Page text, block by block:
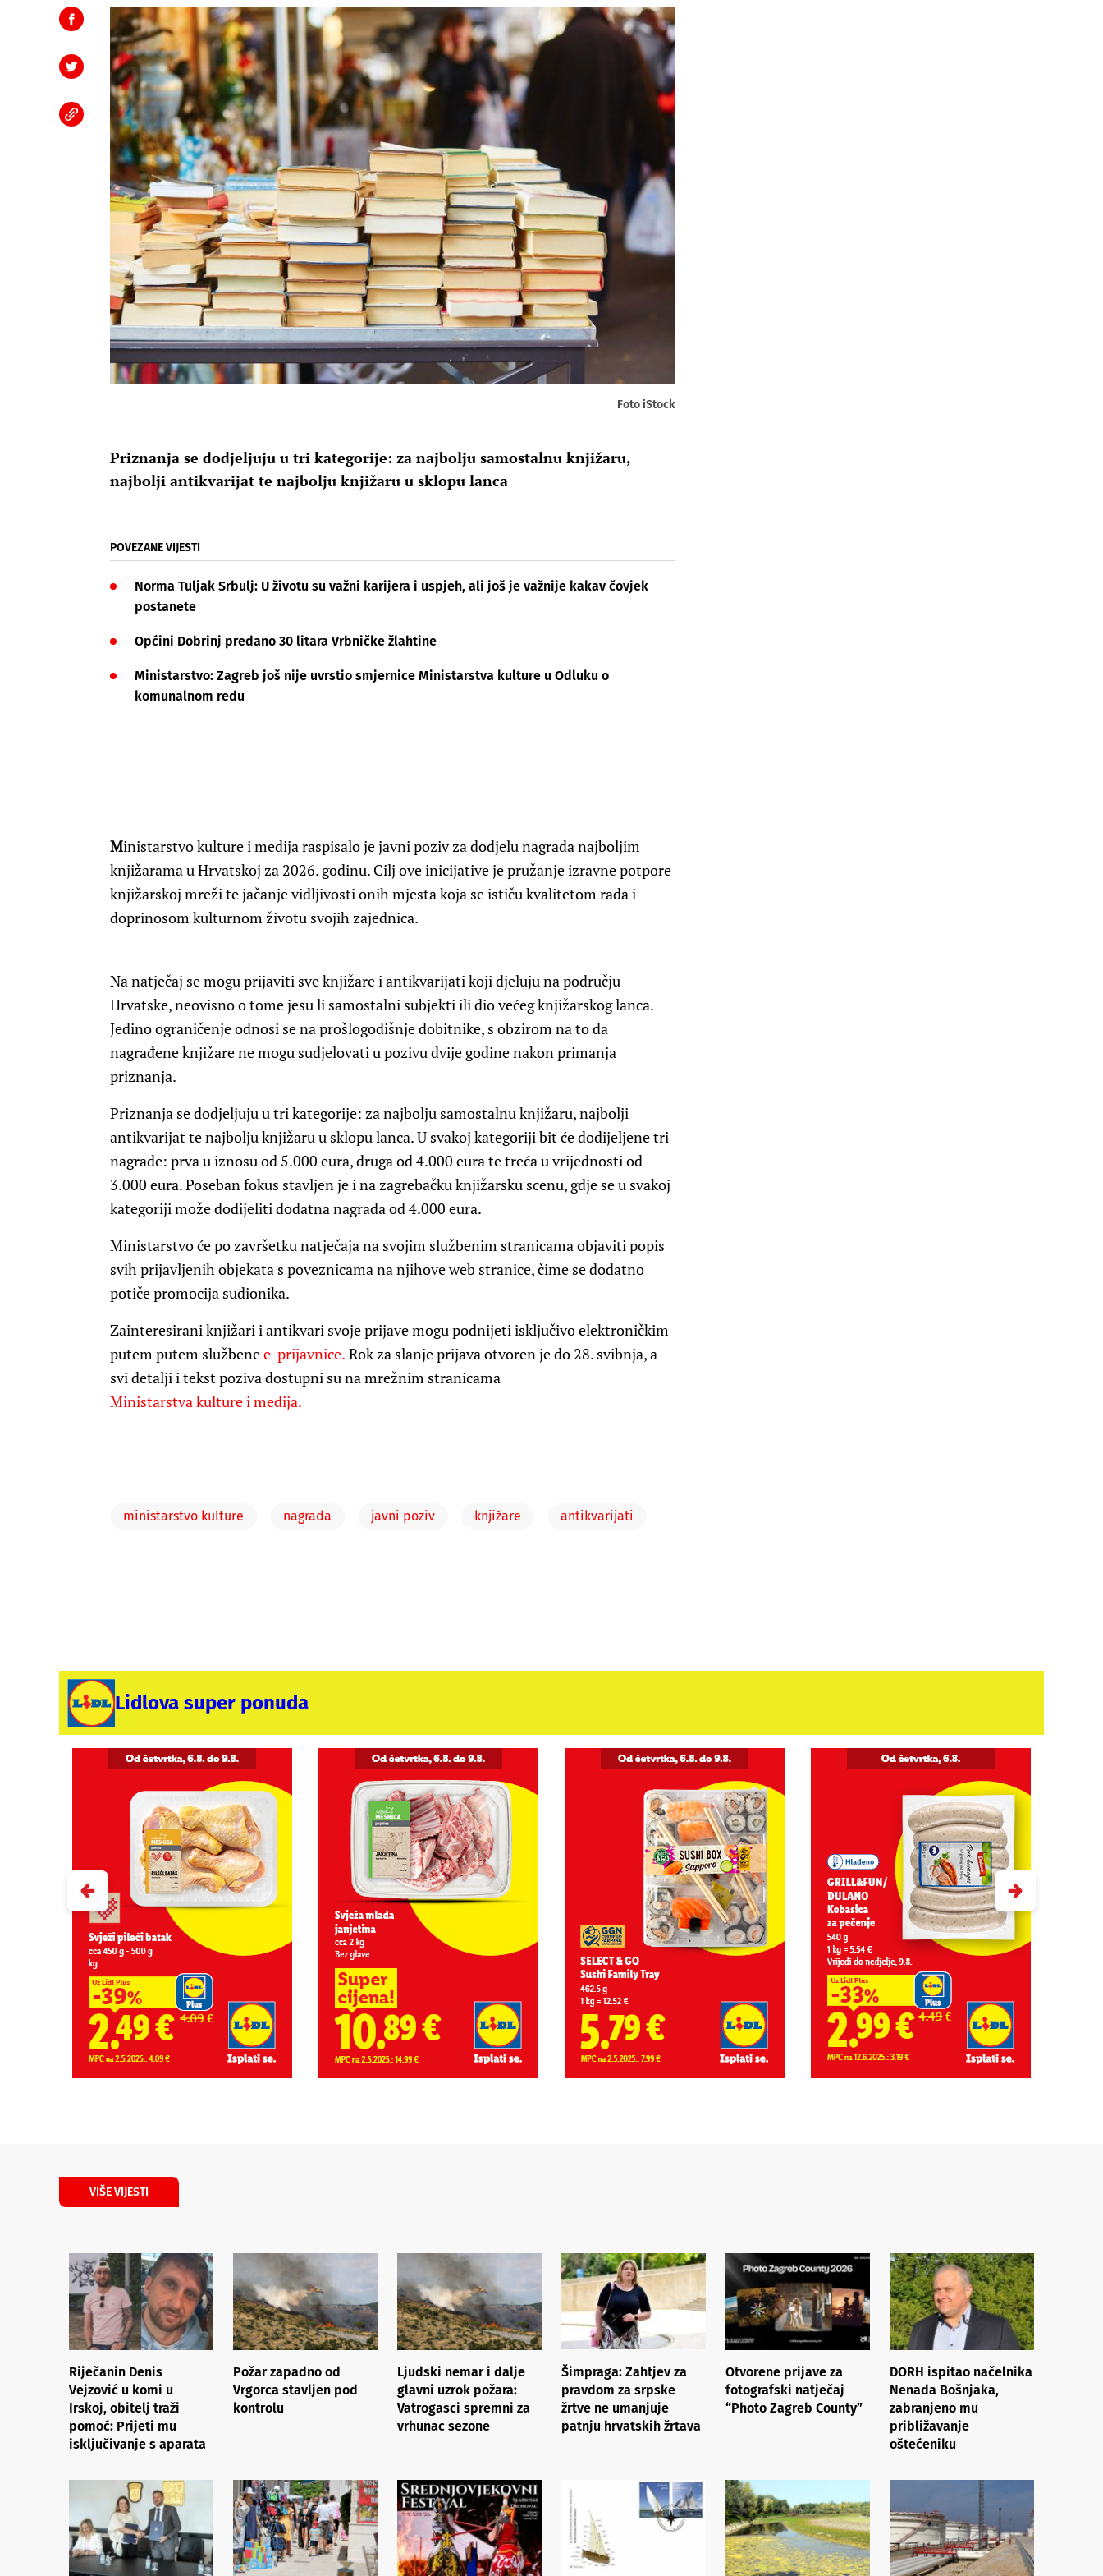
Foto iStock
Priznanja se dodjeljuju u tri kategorije: za najbolju samostalnu knjižaru,
najbolji antikvarijat te najbolju knjižaru u sklopu lanca
POVEZANE VIJESTI
Norma Tuljak Srbulj: U životu su važni karijera i uspjeh, ali još je važnije kakav čovjek
postanete
Općini Dobrinj predano 30 litara Vrbničke žlahtine
Ministarstvo: Zagreb još nije uvrstio smjernice Ministarstva kulture u Odluku o
komunalnom redu
Ministarstvo kulture i medija raspisalo je javni poziv za dodjelu nagrada najboljim
knjižarama u Hrvatskoj za 2026. godinu. Cilj ove inicijative je pružanje izravne potpore
knjižarskoj mreži te jačanje vidljivosti onih mjesta koja se ističu kvalitetom rada i
doprinosom kulturnom životu svojih zajednica.
Na natječaj se mogu prijaviti sve knjižare i antikvarijati koji djeluju na području
Hrvatske, neovisno o tome jesu li samostalni subjekti ili dio većeg knjižarskog lanca.
Jedino ograničenje odnosi se na prošlogodišnje dobitnike, s obzirom na to da
nagrađene knjižare ne mogu sudjelovati u pozivu dvije godine nakon primanja
priznanja.
Priznanja se dodjeljuju u tri kategorije: za najbolju samostalnu knjižaru, najbolji
antikvarijat te najbolju knjižaru u sklopu lanca. U svakoj kategoriji bit će dodijeljene tri
nagrade: prva u iznosu od 5.000 eura, druga od 4.000 eura te treća u vrijednosti od
3.000 eura. Poseban fokus stavljen je i na zagrebačku knjižarsku scenu, gdje se u svakoj
kategoriji može dodijeliti dodatna nagrada od 4.000 eura.
Ministarstvo će po završetku natječaja na svojim službenim stranicama objaviti popis
svih prijavljenih objekata s poveznicama na njihove web stranice, čime se dodatno
potiče promocija sudionika.
Zainteresirani knjižari i antikvari svoje prijave mogu podnijeti isključivo elektroničkim
putem putem službenee-prijavnice. Rok za slanje prijava otvoren je do 28. svibnja, a
svi detalji i tekst poziva dostupni su na mrežnim stranicama
Ministarstva kulture i medija.
ministarstvo kulture nagrada javni poziv knjižare antikvarijati
Lidlova super ponuda
VIŠE VIJESTI
Riječanin Denis
Vejzović u komi u
Irskoj, obitelj traži
pomoć: Prijeti mu
isključivanje s aparata
Požar zapadno od
Vrgorca stavljen pod
kontrolu
Ljudski nemar i dalje
glavni uzrok požara:
Vatrogasci spremni za
vrhunac sezone
Šimpraga: Zahtjev za
pravdom za srpske
žrtve ne umanjuje
patnju hrvatskih žrtava
Otvorene prijave za
fotografski natječaj
“Photo Zagreb County”
DORH ispitao načelnika
Nenada Bošnjaka,
zabranjeno mu
približavanje
oštećeniku